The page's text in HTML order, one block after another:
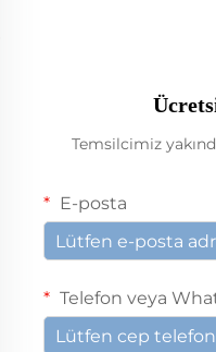
Temsilcimiz
E-posta
Telefon veya